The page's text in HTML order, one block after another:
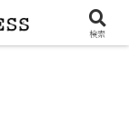
検索